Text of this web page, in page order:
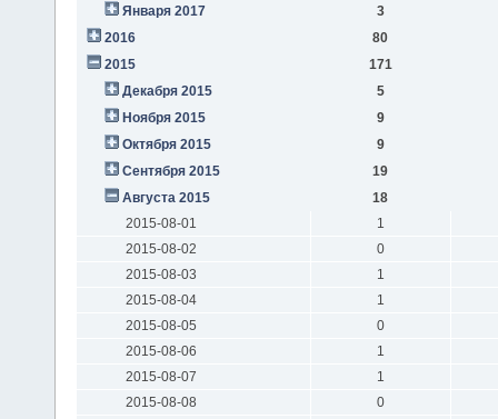
Января 2017
3
2016
80
2015
171
Декабря 2015
5
Ноября 2015
9
Октября 2015
9
Сентября 2015
19
Августа 2015
18
2015-08-01
1
2015-08-02
0
2015-08-03
1
2015-08-04
1
2015-08-05
0
2015-08-06
1
2015-08-07
1
2015-08-08
0